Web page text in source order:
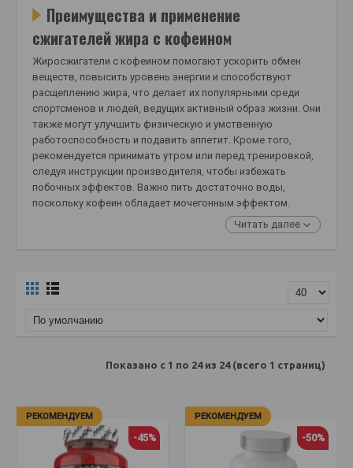
Преимущества и применение
сжигателей жира с кофеином
Жиросжигатели с кофеином помогают ускорить обмен
веществ, повысить уровень энергии и способствуют
расщеплению жира, что делает их популярными среди
спортсменов и людей, ведущих активный образ жизни. Они
также могут улучшить физическую и умственную
работоспособность и подавить аппетит. Кроме того,
рекомендуется принимать утром или перед тренировкой,
следуя инструкции производителя, чтобы избежать
побочных эффектов. Важно пить достаточно воды,
поскольку кофеин обладает мочегонным эффектом.
Читать далее
Показано с 1 по 24 из 24 (всего 1 страниц)
РЕКОМЕНДУЕМ
-45%
РЕКОМЕНДУЕМ
-50%